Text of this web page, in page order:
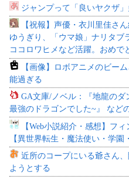
ジャンプって「良いヤクザ
【祝報】声優・衣川里佳さ
ゆうぎり、「ウマ娘」ナリタブ
ココロワヒメなど活躍。おめで
【画像】ロボアニメのビー
能過ぎる
GA文庫/ノベル：『地龍の
最強のドラゴンでした~』 など
【Web小説紹介・感想】フ
【異世界転生・魔法使い・学園
近所のコープにいる爺さん
ようとする